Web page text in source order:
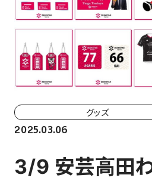
TICKET
ホーム戦一覧
会場（座席・価格表）
チケット購入方法
各座席について
観戦ガイド
グッズ
2025.03.06
3/9 安芸高田